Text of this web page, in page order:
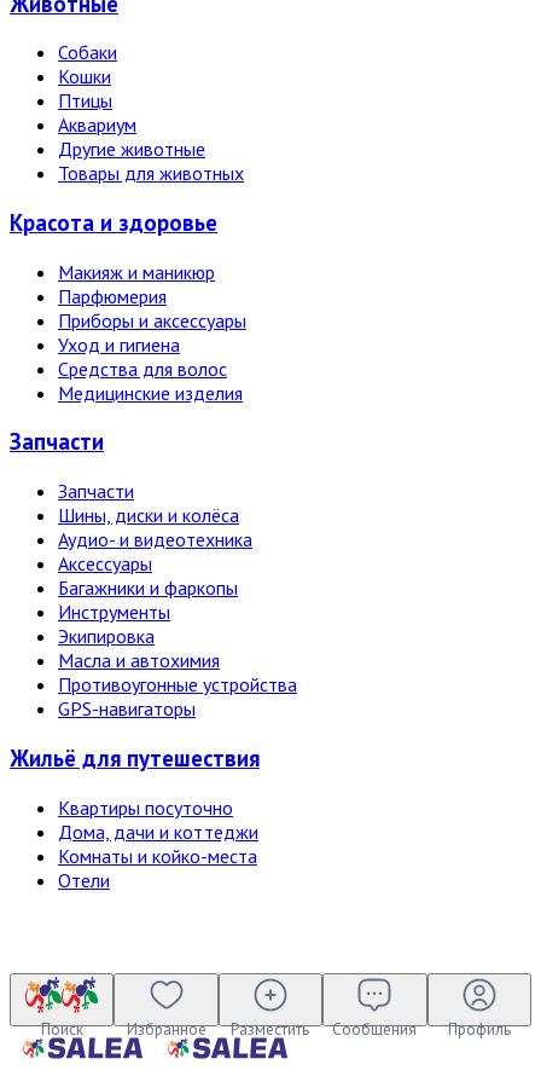
Собаки
Кошки
Птицы
Аквариум
Другие животные
Товары для животных
Красота и здоровье
Макияж и маникюр
Парфюмерия
Приборы и аксессуары
Уход и гигиена
Средства для волос
Медицинские изделия
Запчасти
Запчасти
Шины, диски и колёса
Аудио- и видеотехника
Аксессуары
Багажники и фаркопы
Инструменты
Экипировка
Масла и автохимия
Противоугонные устройства
GPS-навигаторы
Жильё для путешествия
Квартиры посуточно
Дома, дачи и коттеджи
Комнаты и койко-места
Отели
Поиск Избранное Разместить Сообщения Профиль